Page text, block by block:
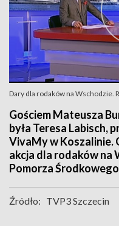
Dary dla rodaków na Wschodzie.
Gościem Mateusza
była Teresa Labisch,
VivaMy w Koszalinie.
akcja dla rodaków na
Pomorza
Źródło: TVP3 Szczecin